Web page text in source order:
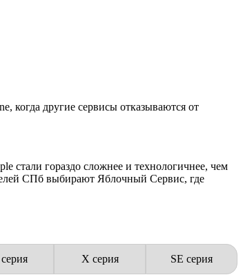
когда другие сервисы отказываются от
стали гораздо сложнее и технологичнее, чем
СПб выбирают Яблочный Сервис, где
X серия SE серия